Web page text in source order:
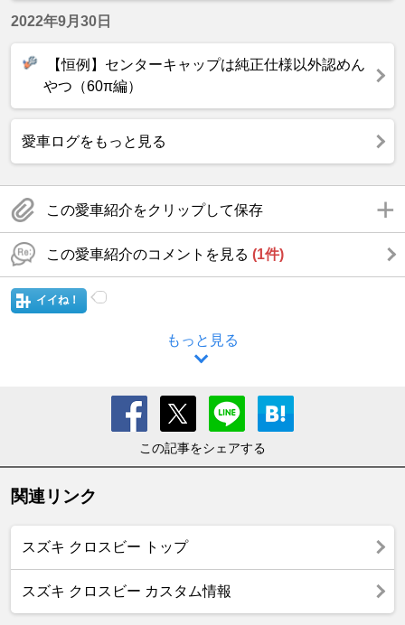
2022年9月30日
【恒例】センターキャップは純正仕様以外認めん
やつ（60π編）
愛車ログをもっと見る
この愛車紹介をクリップして保存
この愛車紹介のコメントを見る (1件)
イイね！
もっと見る
この記事をシェアする
関連リンク
スズキ クロスビー トップ
スズキ クロスビー カスタム情報